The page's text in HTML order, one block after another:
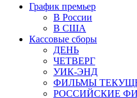
График премьер
В России
В США
Кассовые сборы
ДЕНЬ
ЧЕТВЕРГ
УИК-ЭНД
ФИЛЬМЫ
РОССИЙСКИЕ